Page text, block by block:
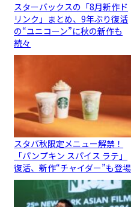
スターバックスの「8月新作ド
リンク」まとめ、9年ぶり復活
の“ユニコーン”に秋の新作も
続々
スタバ秋限定メニュー解禁！
「パンプキン スパイス ラテ」
復活、新作“チャイダー”も登場